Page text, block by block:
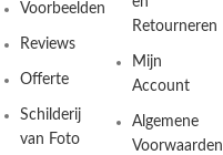
Voorbeelden
Reviews
Offerte
Schilderij
van Foto
Retourneren
Mijn
Account
Algemene
Voorwaarden